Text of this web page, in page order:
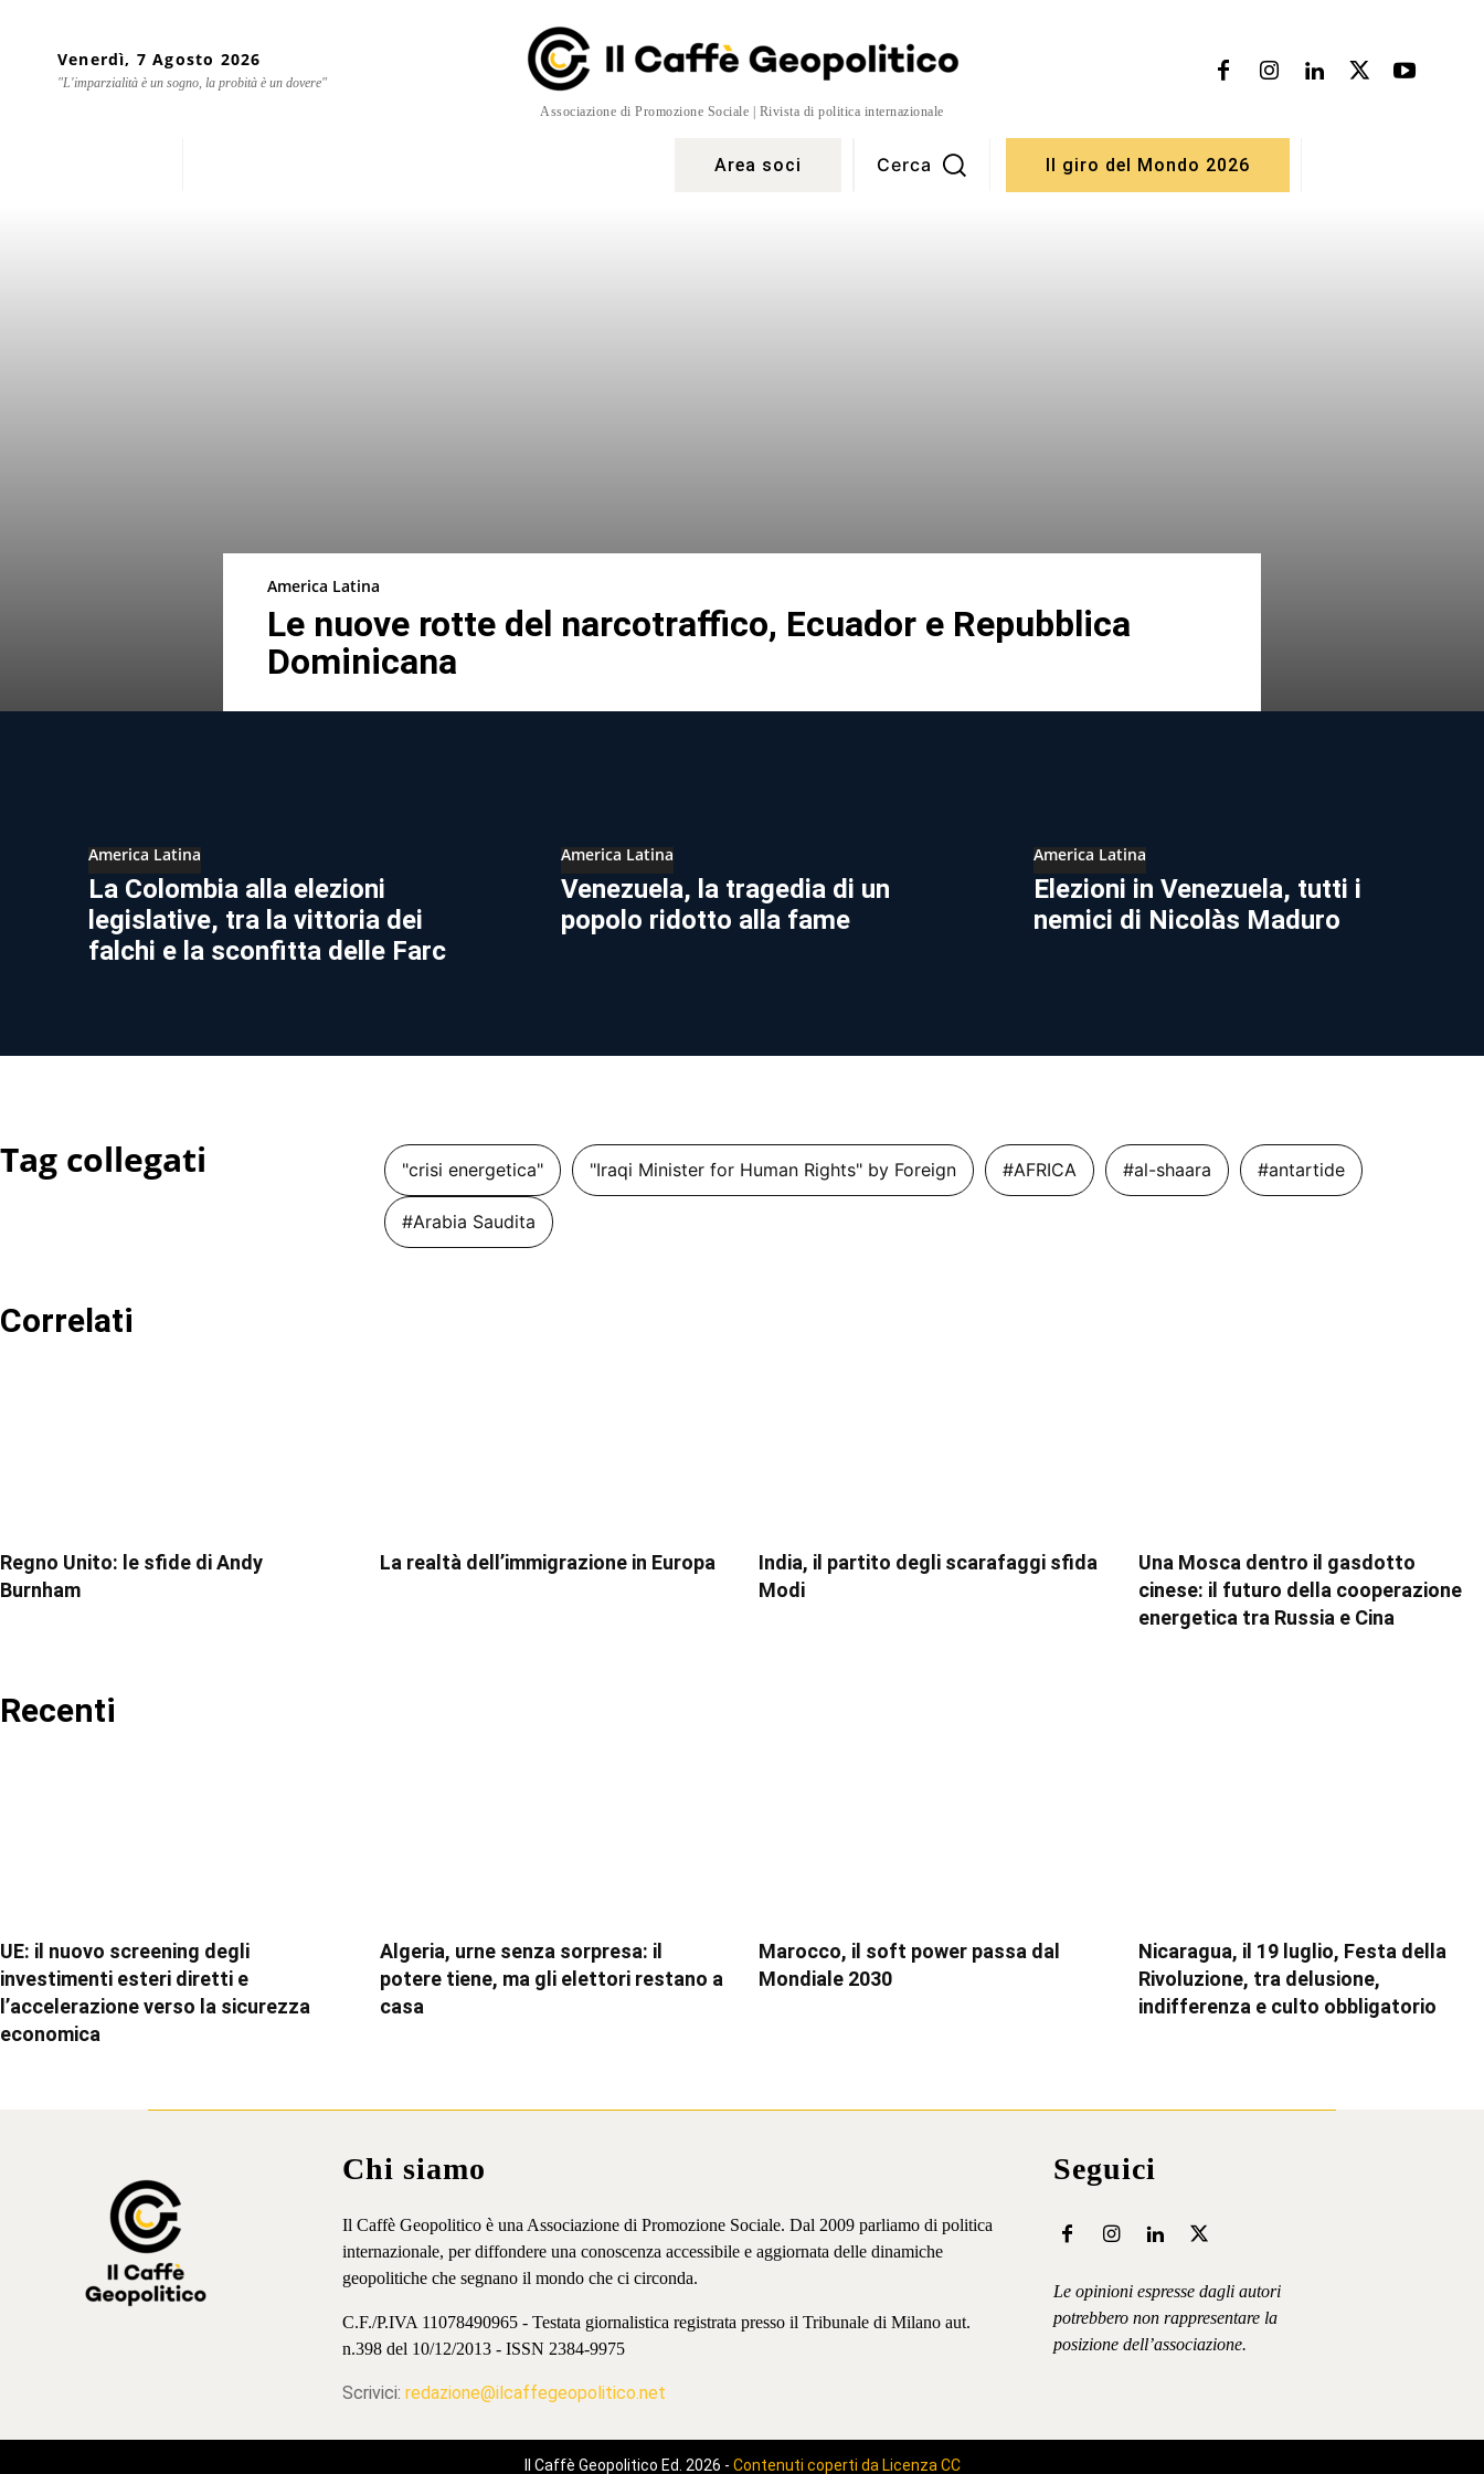
Venerdì, 7 Agosto 2026
"L'imparzialità è un sogno, la probità è un dovere"
Associazione di Promozione Sociale | Rivista di politica internazionale
Area soci Cerca Il giro del Mondo 2026
America Latina
Le nuove rotte del narcotraffico, Ecuador e Repubblica
Dominicana
America Latina
La Colombia alla elezioni
legislative, tra la vittoria dei
falchi e la sconfitta delle Farc
America Latina
Venezuela, la tragedia di un
popolo ridotto alla fame
America Latina
Elezioni in Venezuela, tutti i
nemici di Nicolàs Maduro
Tag collegati "crisi energetica" "Iraqi Minister for Human Rights" by Foreign #AFRICA #al-shaara #antartide
#Arabia Saudita
Correlati
Regno Unito: le sfide di Andy
Burnham
La realtà dell’immigrazione in Europa
India, il partito degli scarafaggi sfida
Modi
Una Mosca dentro il gasdotto
cinese: il futuro della cooperazione
energetica tra Russia e Cina
Recenti
UE: il nuovo screening degli
investimenti esteri diretti e
l’accelerazione verso la sicurezza
economica
Algeria, urne senza sorpresa: il
potere tiene, ma gli elettori restano a
casa
Marocco, il soft power passa dal
Mondiale 2030
Nicaragua, il 19 luglio, Festa della
Rivoluzione, tra delusione,
indifferenza e culto obbligatorio
Chi siamo
Il Caffè Geopolitico è una Associazione di Promozione Sociale. Dal 2009 parliamo di politica
internazionale, per diffondere una conoscenza accessibile e aggiornata delle dinamiche
geopolitiche che segnano il mondo che ci circonda.
C.F./P.IVA 11078490965 - Testata giornalistica registrata presso il Tribunale di Milano aut.
n.398 del 10/12/2013 - ISSN 2384-9975
Scrivici: redazione@ilcaffegeopolitico.net
Seguici
Le opinioni espresse dagli autori
potrebbero non rappresentare la
posizione dell’associazione.
Il Caffè Geopolitico Ed. 2026 - Contenuti coperti da Licenza CC